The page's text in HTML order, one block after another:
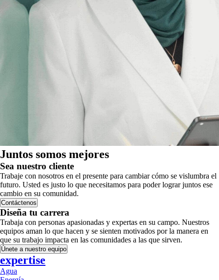
Juntos somos mejores
Sea nuestro cliente
Trabaje con nosotros en el presente para cambiar cómo se vislumbra el
futuro. Usted es justo lo que necesitamos para poder lograr juntos ese
cambio en su comunidad.
Contáctenos
Diseña tu carrera
Trabaja con personas apasionadas y expertas en su campo. Nuestros
equipos aman lo que hacen y se sienten motivados por la manera en
que su trabajo impacta en las comunidades a las que sirven.
Únete a nuestro equipo
expertise
Agua